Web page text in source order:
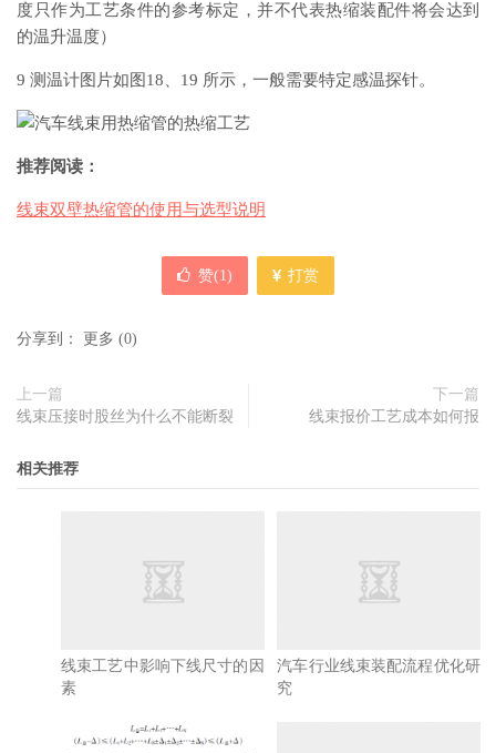
度只作为工艺条件的参考标定，并不代表热缩装配件将会达到
的温升温度）
9 测温计图片如图18、19 所示，一般需要特定感温探针。
推荐阅读：
线束双壁热缩管的使用与选型说明
赞(1) 打赏
分享到： 更多 (0)
上一篇
线束压接时股丝为什么不能断裂
下一篇
线束报价工艺成本如何报
相关推荐
线束工艺中影响下线尺寸的因
汽车行业线束装配流程优化研
究